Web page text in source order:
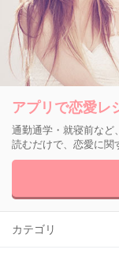
アプリで恋愛レ
通勤通学・就寝前など
読むだけで、恋愛に関
カテゴリ